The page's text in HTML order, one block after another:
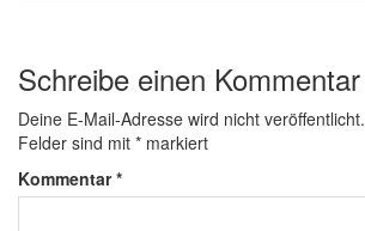
Schreibe einen Kommentar
Deine E-Mail-Adresse wird nicht veröffentlicht.
Felder sind mit * markiert
Kommentar*